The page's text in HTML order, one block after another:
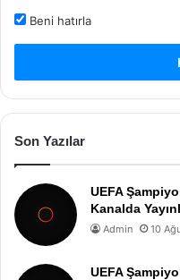
Beni hatırla
Son Yazılar
UEFA
Kanalda
Admin 10
UEFA